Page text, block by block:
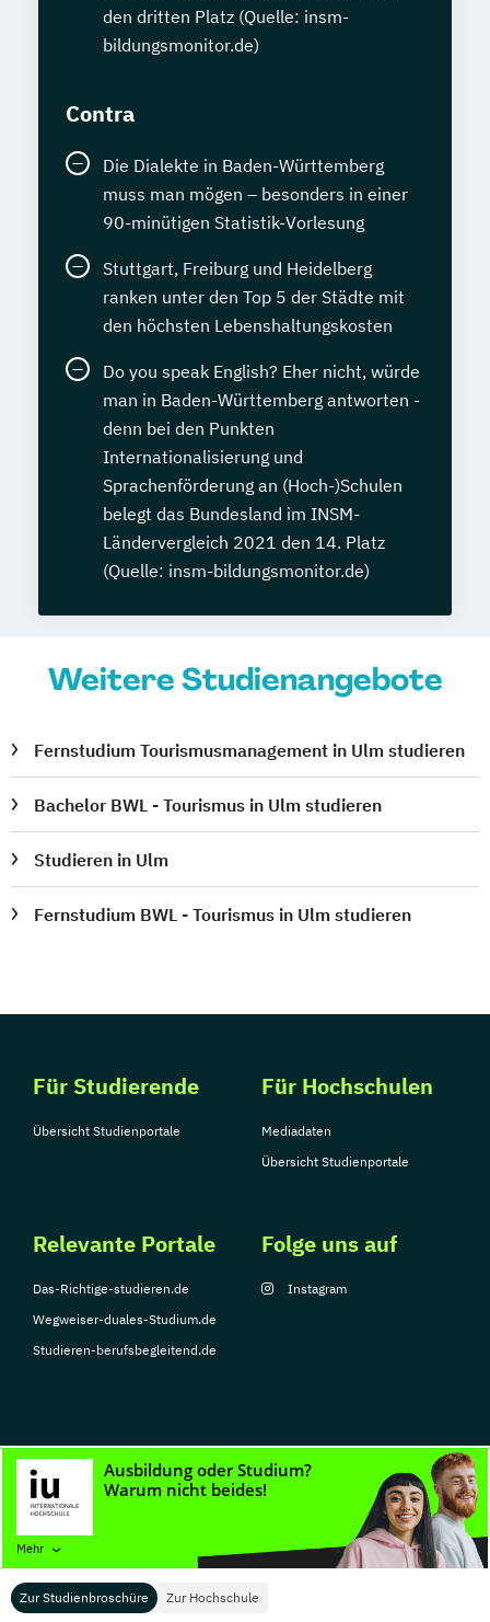
Zur Studienbroschüre Zur Hochschule
Mehr
den dritten Platz (Quelle: insm-
bildungsmonitor.de)
Contra
Die Dialekte in Baden-Württemberg
muss man mögen – besonders in einer
90-minütigen Statistik-Vorlesung
Stuttgart, Freiburg und Heidelberg
ranken unter den Top 5 der Städte mit
den höchsten Lebenshaltungskosten
Do you speak English? Eher nicht, würde
man in Baden-Württemberg antworten -
denn bei den Punkten
Internationalisierung und
Sprachenförderung an (Hoch-)Schulen
belegt das Bundesland im INSM-
Ländervergleich 2021 den 14. Platz
(Quelle: insm-bildungsmonitor.de)
Weitere Studienangebote
Fernstudium Tourismusmanagement in Ulm studieren
Bachelor BWL - Tourismus in Ulm studieren
Studieren in Ulm
Fernstudium BWL - Tourismus in Ulm studieren
Für Studierende
Übersicht Studienportale
Für Hochschulen
Mediadaten
Übersicht Studienportale
Relevante Portale
Das-Richtige-studieren.de
Wegweiser-duales-Studium.de
Studieren-berufsbegleitend.de
Folge uns auf
Instagram
© Copyright 2026, TarGroup Media GmbH
Nutzungsbedingungen